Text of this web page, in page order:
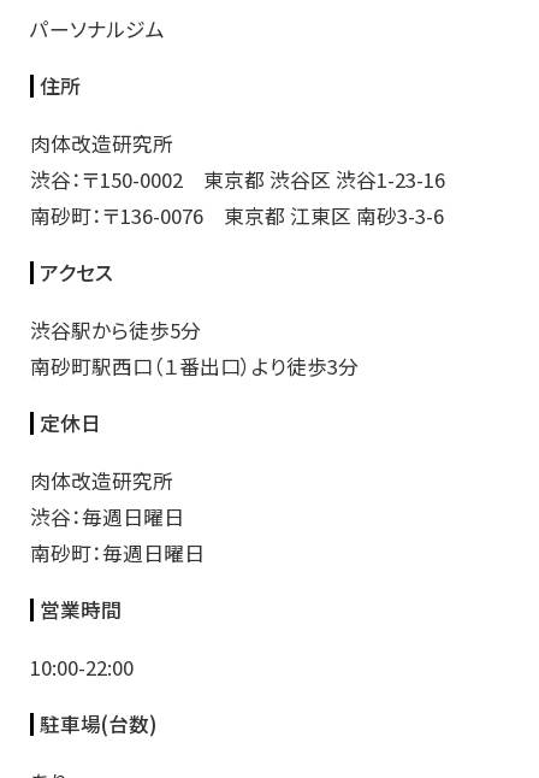
パーソナルジム
住所
肉体改造研究所
渋谷：〒150-0002 東京都 渋谷区 渋谷1-23-16
南砂町：〒136-0076 東京都 江東区 南砂3-3-6
アクセス
渋谷駅から徒歩5分
南砂町駅西口（１番出口）より徒歩3分
定休日
肉体改造研究所
渋谷：毎週日曜日
南砂町：毎週日曜日
営業時間
10:00-22:00
駐車場(台数)